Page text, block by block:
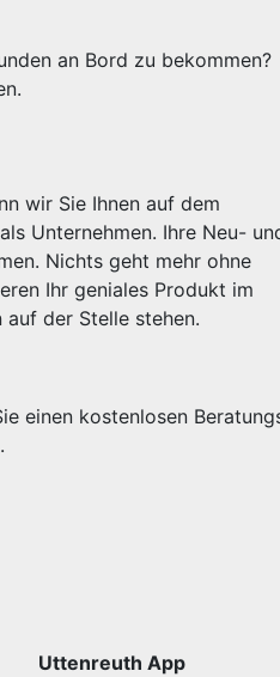
an Bord zu bekommen?
wir Sie Ihnen auf dem
Unternehmen. Ihre Neu-
Nichts geht mehr ohne
Ihr geniales Produkt im
der Stelle stehen.
einen kostenlosen
Uttenreuth App